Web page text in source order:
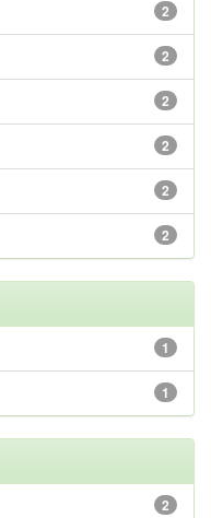
2
2
2
2
2
2
1
1
2